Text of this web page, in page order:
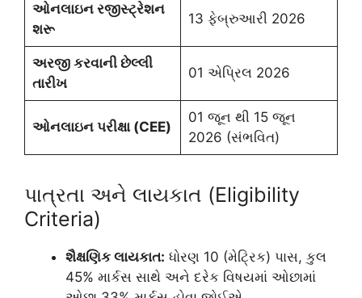
ઓનલાઇન રજીસ્ટ્રેશન
શરૂ
13 ફેબ્રુઆરી 2026
અરજી કરવાની છેલ્લી
તારીખ
01 એપ્રિલ 2026
ઓનલાઇન પરીક્ષા (CEE)
01 જૂન થી 15 જૂન
2026 (સંભવિત)
પાત્રતા અને લાયકાત (Eligibility
Criteria)
શૈક્ષણિક લાયકાત: ધોરણ 10 (મેટ્રિક) પાસ, કુલ
45% માર્કસ સાથે અને દરેક વિષયમાં ઓછામાં